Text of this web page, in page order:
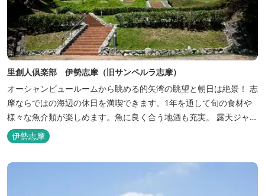
里創人倶楽部 伊勢志摩（旧サンペルラ志摩）
オーシャンビュールームから眺める的矢湾の眺望と朝日は絶景！ 志
摩ならではの海辺の休日を満喫できます。1年を通して旬の食材や
様々な魚介類が楽しめます。魚に良く合う地酒も充実。 露天ジャク
ジーや、本格エステがあるのも女性には嬉しい！ 最高級のリゾート
ホテル「里創人倶楽部 伊勢志摩」にぜひお越しください。
伊勢志摩